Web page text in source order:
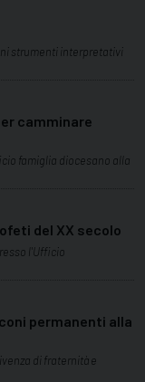
strumenti interpretativi
camminare
famiglia diocesano alla
del XX secolo
l'Ufficio
permanenti alla
di fraternità e